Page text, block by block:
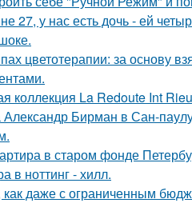
27, у нас есть дочь - ей
цветотерапии: за основу
коллекция La Redoute Int
Александр Бирман в Сан-
в старом фонде
в ноттинг - хилл.
даже с ограниченным